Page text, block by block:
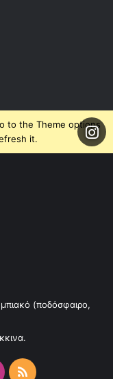
to the Theme options
it.
(ποδόσφαιρο,
RSS